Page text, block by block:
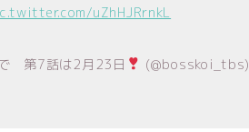
uZhHJRrnkL
第7話は2月23日 (@bosskoi_tbs)